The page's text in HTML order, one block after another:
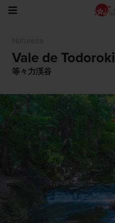
Vale de Todoroki
等々力渓谷